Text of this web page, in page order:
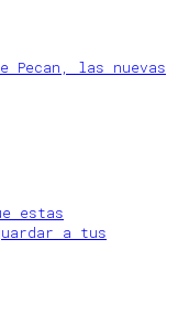
Pecan, las nuevas
estas
a tus